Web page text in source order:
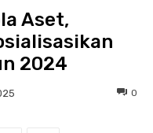
Aset,
2024
0